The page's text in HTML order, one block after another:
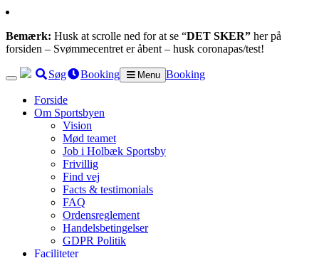
Bemærk: Husk at scrolle ned for at se “DET SKER” her på
forsiden – Svømmecentret er åbent – husk coronapas/test!
Søg Booking Menu Booking
Forside
Om Sportsbyen
Vision
Mød teamet
Job i Holbæk Sportsby
Frivillig
Find vej
Facts & testimonials
FAQ
Ordensreglement
Handelsbetingelser
GDPR Politik
Faciliteter